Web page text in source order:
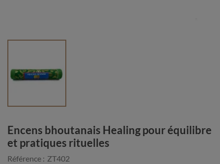
Encens bhoutanais Healing pour équilibre
et pratiques rituelles
Référence : ZT402